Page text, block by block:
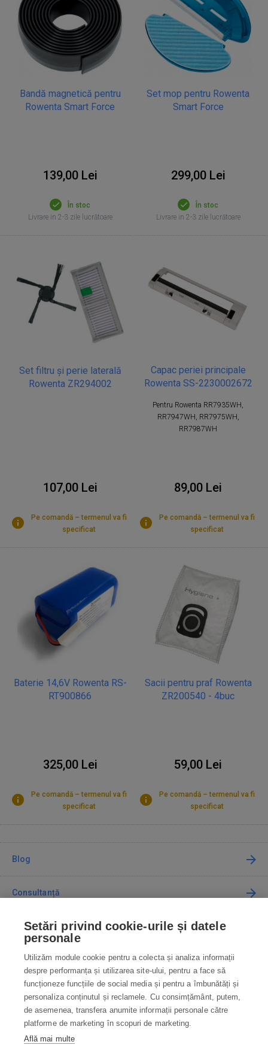
Bandă magnetică pentru
Rowenta Smart Force
139,00 Lei
În stoc
Livrare in 2-3 zile lucrătoare
Set mop pentru Rowenta
Smart Force
299,00 Lei
În stoc
Livrare in 2-3 zile lucrătoare
Set filtru și perie laterală
Rowenta ZR294002
107,00 Lei
Pe comandă – termenul va fi
specificat
Capac periei principale
Rowenta SS-2230002672
Pentru Rowenta RR7935WH,
RR7947WH, RR7975WH,
RR7987WH
89,00 Lei
Pe comandă – termenul va fi
specificat
Baterie 14,6V Rowenta RS-
RT900866
325,00 Lei
Pe comandă – termenul va fi
specificat
Sacii pentru praf Rowenta
ZR200540 - 4buc
59,00 Lei
Pe comandă – termenul va fi
specificat
Blog
Consultanță
Cum cumpăr
Contact
Contactați-ne
info@robotworld.ro
031 22 97 010
Setări privind cookie-urile și datele
personale
Utilizăm module cookie pentru a colecta și analiza informații
despre performanța și utilizarea site-ului, pentru a face să
funcționeze funcțiile de social media și pentru a îmbunătăți și
personaliza conținutul și reclamele. Cu consimțământ, putem,
de asemenea, transfera anumite informații personale către
platforme de marketing în scopuri de marketing.
Află mai multe